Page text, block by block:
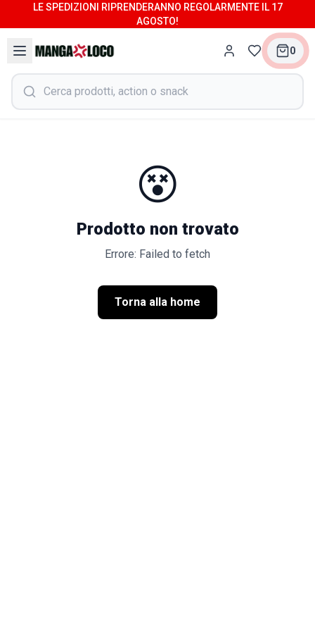
LE SPEDIZIONI RIPRENDERANNO REGOLARMENTE IL 17
AGOSTO!
0
😵
Prodotto non trovato
Errore: Failed to fetch
Torna alla home